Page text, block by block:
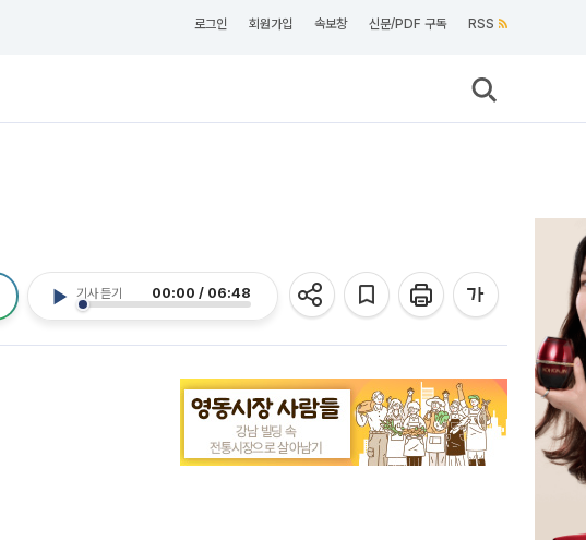
로그인 회원가입 속보창 신문/PDF 구독 RSS
기사 듣기 00:00 / 06:48